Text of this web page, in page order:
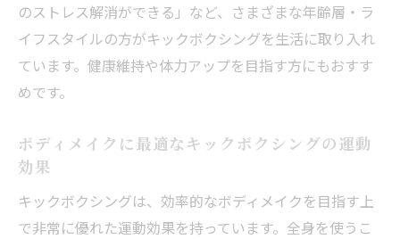
のストレス解消ができる」など、さまざまな年齢層・ラ
イフスタイルの方がキックボクシングを生活に取り入れ
ています。健康維持や体力アップを目指す方にもおすす
めです。
ボディメイクに最適なキックボクシングの運動
効果
キックボクシングは、効率的なボディメイクを目指す上
で非常に優れた運動効果を持っています。全身を使うこ